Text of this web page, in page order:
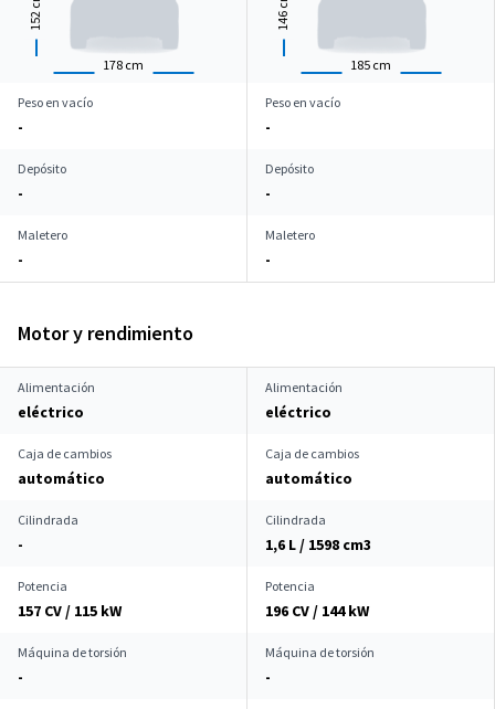
178 cm
152
185 cm
146
Peso en vacío
-
Peso en vacío
-
Depósito
-
Depósito
-
Maletero
-
Maletero
-
Motor y rendimiento
Alimentación
eléctrico
Alimentación
eléctrico
Caja de cambios
automático
Caja de cambios
automático
Cilindrada
-
Cilindrada
1,6 L / 1598 cm3
Potencia
157 CV / 115 kW
Potencia
196 CV / 144 kW
Máquina de torsión
-
Máquina de torsión
-